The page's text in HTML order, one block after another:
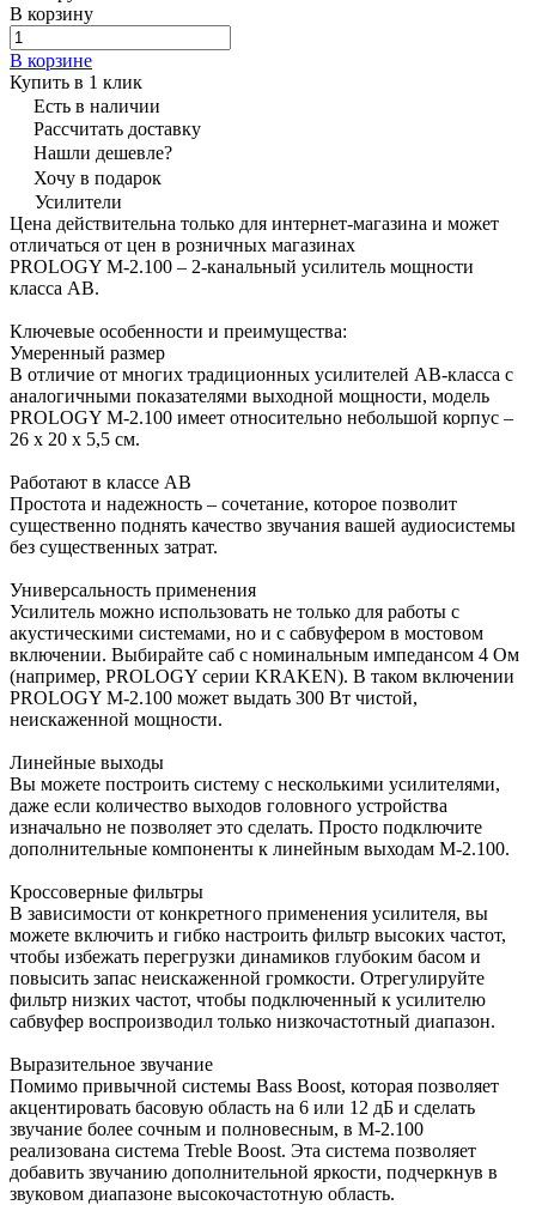
В корзину
В корзине
Купить в 1 клик
Есть в наличии
Рассчитать доставку
Нашли дешевле?
Хочу в подарок
Усилители
Цена действительна только для интернет-магазина и может
отличаться от цен в розничных магазинах
PROLOGY M-2.100 – 2-канальный усилитель мощности
класса AB.
Ключевые особенности и преимущества:
Умеренный размер
В отличие от многих традиционных усилителей АВ-класса с
аналогичными показателями выходной мощности, модель
PROLOGY M-2.100 имеет относительно небольшой корпус –
26 х 20 х 5,5 см.
Работают в классе AB
Простота и надежность – сочетание, которое позволит
существенно поднять качество звучания вашей аудиосистемы
без существенных затрат.
Универсальность применения
Усилитель можно использовать не только для работы с
акустическими системами, но и с сабвуфером в мостовом
включении. Выбирайте саб с номинальным импедансом 4 Ом
(например, PROLOGY серии KRAKEN). В таком включении
PROLOGY M-2.100 может выдать 300 Вт чистой,
неискаженной мощности.
Линейные выходы
Вы можете построить систему с несколькими усилителями,
даже если количество выходов головного устройства
изначально не позволяет это сделать. Просто подключите
дополнительные компоненты к линейным выходам M-2.100.
Кроссоверные фильтры
В зависимости от конкретного применения усилителя, вы
можете включить и гибко настроить фильтр высоких частот,
чтобы избежать перегрузки динамиков глубоким басом и
повысить запас неискаженной громкости. Отрегулируйте
фильтр низких частот, чтобы подключенный к усилителю
сабвуфер воспроизводил только низкочастотный диапазон.
Выразительное звучание
Помимо привычной системы Bass Boost, которая позволяет
акцентировать басовую область на 6 или 12 дБ и сделать
звучание более сочным и полновесным, в M-2.100
реализована система Treble Boost. Эта система позволяет
добавить звучанию дополнительной яркости, подчеркнув в
звуковом диапазоне высокочастотную область.